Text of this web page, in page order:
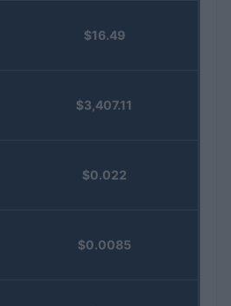
$16.49
$3,407.11
$0.022
$0.0085